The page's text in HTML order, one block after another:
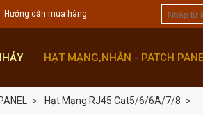
HẠT MẠNG,NHÂN - PATCH
Hạt Mạng RJ45 Cat5/6/6A/7/8
Hướng dẫn mua hàng